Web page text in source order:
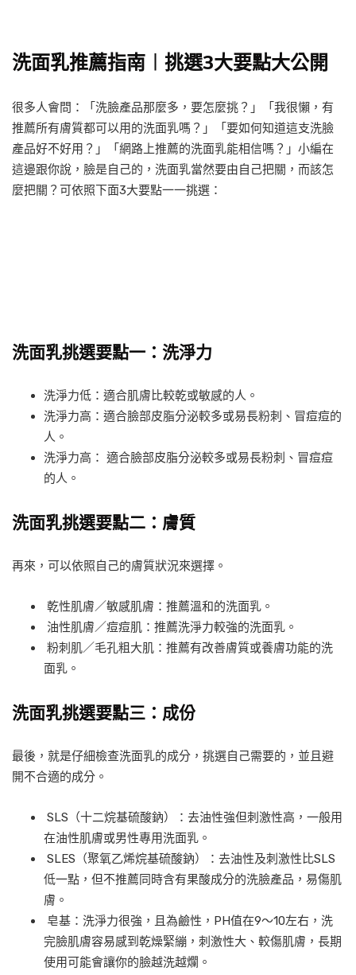
洗面乳推薦指南︱挑選3大要點大公開
很多人會問：「洗臉產品那麼多，要怎麼挑？」「我很懶，有
推薦所有膚質都可以用的洗面乳嗎？」「要如何知道這支洗臉
產品好不好用？」「網路上推薦的洗面乳能相信嗎？」小編在
這邊跟你說，臉是自己的，洗面乳當然要由自己把關，而該怎
麼把關？可依照下面3大要點一一挑選：
洗面乳挑選要點一：洗淨力
洗淨力低：適合肌膚比較乾或敏感的人。
洗淨力高：適合臉部皮脂分泌較多或易長粉刺、冒痘痘的
人。
洗淨力高： 適合臉部皮脂分泌較多或易長粉刺、冒痘痘
的人。
洗面乳挑選要點二：膚質
再來，可以依照自己的膚質狀況來選擇。
乾性肌膚／敏感肌膚：推薦溫和的洗面乳。
油性肌膚／痘痘肌：推薦洗淨力較強的洗面乳。
粉刺肌／毛孔粗大肌：推薦有改善膚質或養膚功能的洗
面乳。
洗面乳挑選要點三：成份
最後，就是仔細檢查洗面乳的成分，挑選自己需要的，並且避
開不合適的成分。
SLS（十二烷基硫酸鈉）：去油性強但刺激性高，一般用
在油性肌膚或男性專用洗面乳。
SLES（聚氧乙烯烷基硫酸鈉）：去油性及刺激性比SLS
低一點，但不推薦同時含有果酸成分的洗臉產品，易傷肌
膚。
皂基：洗淨力很強，且為鹼性，PH值在9～10左右，洗
完臉肌膚容易感到乾燥緊繃，刺激性大、較傷肌膚，長期
使用可能會讓你的臉越洗越爛。